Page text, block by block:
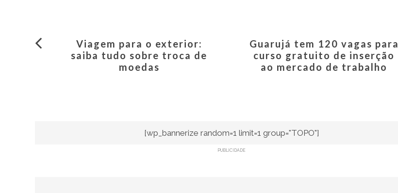
Viagem para o exterior:
saiba tudo sobre troca de
moedas
Guarujá tem 120 vagas para
curso gratuito de inserção
ao mercado de trabalho
[wp_bannerize random=1 limit=1 group="TOPO"]
PUBLICIDADE